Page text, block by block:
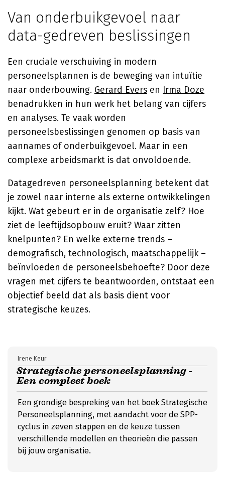
Van onderbuikgevoel naar
data-gedreven beslissingen
Een cruciale verschuiving in modern
personeelsplannen is de beweging van intuïtie
naar onderbouwing. Gerard Evers en Irma Doze
benadrukken in hun werk het belang van cijfers
en analyses. Te vaak worden
personeelsbeslissingen genomen op basis van
aannames of onderbuikgevoel. Maar in een
complexe arbeidsmarkt is dat onvoldoende.
Datagedreven personeelsplanning betekent dat
je zowel naar interne als externe ontwikkelingen
kijkt. Wat gebeurt er in de organisatie zelf? Hoe
ziet de leeftijdsopbouw eruit? Waar zitten
knelpunten? En welke externe trends –
demografisch, technologisch, maatschappelijk –
beïnvloeden de personeelsbehoefte? Door deze
vragen met cijfers te beantwoorden, ontstaat een
objectief beeld dat als basis dient voor
strategische keuzes.
Strategische personeelsplanning -
Een compleet boek
Irene Keur
Een grondige bespreking van het boek Strategische
Personeelsplanning, met aandacht voor de SPP-
cyclus in zeven stappen en de keuze tussen
verschillende modellen en theorieën die passen
bij jouw organisatie.